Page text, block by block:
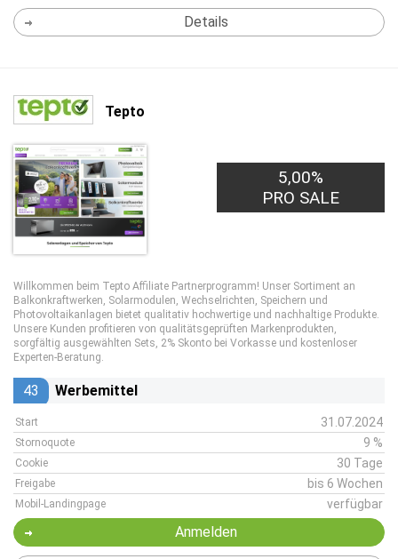
Details
Tepto
5,00%
PRO SALE
Willkommen beim Tepto Affiliate Partnerprogramm! Unser Sortiment an
Balkonkraftwerken, Solarmodulen, Wechselrichten, Speichern und
Photovoltaikanlagen bietet qualitativ hochwertige und nachhaltige Produkte.
Unsere Kunden profitieren von qualitätsgeprüften Markenprodukten,
sorgfältig ausgewählten Sets, 2% Skonto bei Vorkasse und kostenloser
Experten-Beratung.
43 Werbemittel
Start 31.07.2024
Stornoquote 9 %
Cookie 30 Tage
Freigabe bis 6 Wochen
Mobil-Landingpage verfügbar
Anmelden